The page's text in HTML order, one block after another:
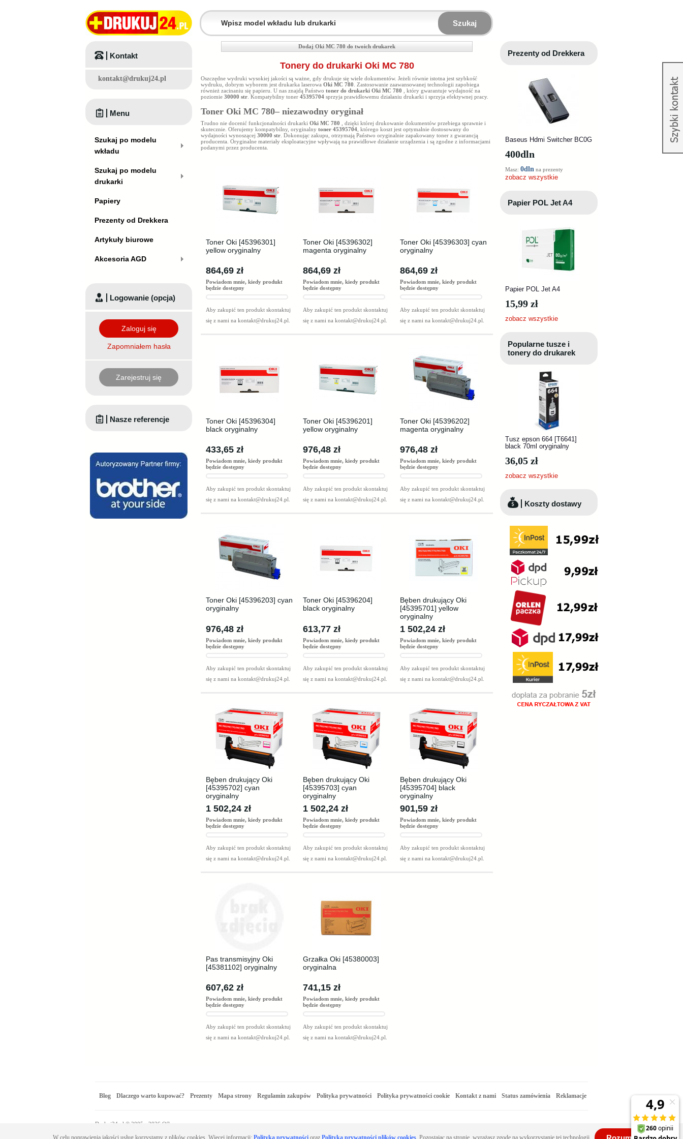
W celu poprawienia jakości usług korzystamy z plików cookies. Więcej informacji: Polityka prywatności oraz Polityka prywatności plików cookies . Pozostając na stronie, wyrażasz zgodę na wykorzystanie tej technologii.
Szukaj
Dodaj Oki MC 780 do twoich drukarek
Tonery do drukarki Oki MC 780
Oszczędne wydruki wysokiej jakości są ważne, gdy drukuje się wiele dokumentów. Jeżeli równie istotna jest szybkość
wydruku, dobrym wyborem jest drukarka laserowa Oki MC 780 . Zastosowanie zaawansowanej technologii zapobiega
również zacinaniu się papieru. U nas znajdą Państwo toner do drukarki Oki MC 780 , który gwarantuje wydajność na
poziomie 30000 str . Kompatybilny toner 45395704 sprzyja prawidłowemu działaniu drukarki i sprzyja efektywnej pracy.
Toner Oki MC 780– niezawodny oryginał
Trudno nie docenić funkcjonalności drukarki Oki MC 780
, dzięki której drukowanie dokumentów przebiega sprawnie i
skutecznie. Oferujemy kompatybilny, oryginalny toner 45395704 , którego koszt jest optymalnie dostosowany do
wydajności wynoszącej 30000 str . Dokonując zakupu, otrzymają Państwo oryginalnie zapakowany toner z gwarancją
producenta. Oryginalne materiały eksploatacyjne wpływają na prawidłowe działanie urządzenia i są zgodne z informacjami
podanymi przez producenta.
Toner Oki [45396301]
yellow oryginalny
864,69 zł
Powiadom mnie, kiedy produkt
będzie dostępny
Aby zakupić ten produkt skontaktuj
się z nami na kontakt@drukuj24.pl
Toner Oki [45396302]
magenta oryginalny
864,69 zł
Powiadom mnie, kiedy produkt
będzie dostępny
Aby zakupić ten produkt skontaktuj
się z nami na kontakt@drukuj24.pl
Toner Oki [45396303] cyan
oryginalny
864,69 zł
Powiadom mnie, kiedy produkt
będzie dostępny
Aby zakupić ten produkt skontaktuj
się z nami na kontakt@drukuj24.pl
Toner Oki [45396304]
black oryginalny
433,65 zł
Powiadom mnie, kiedy produkt
będzie dostępny
Aby zakupić ten produkt skontaktuj
się z nami na kontakt@drukuj24.pl
Toner Oki [45396201]
yellow oryginalny
976,48 zł
Powiadom mnie, kiedy produkt
będzie dostępny
Aby zakupić ten produkt skontaktuj
się z nami na kontakt@drukuj24.pl
Toner Oki [45396202]
magenta oryginalny
976,48 zł
Powiadom mnie, kiedy produkt
będzie dostępny
Aby zakupić ten produkt skontaktuj
się z nami na kontakt@drukuj24.pl
Toner Oki [45396203] cyan
oryginalny
976,48 zł
Powiadom mnie, kiedy produkt
będzie dostępny
Aby zakupić ten produkt skontaktuj
się z nami na kontakt@drukuj24.pl
Toner Oki [45396204]
black oryginalny
613,77 zł
Powiadom mnie, kiedy produkt
będzie dostępny
Aby zakupić ten produkt skontaktuj
się z nami na kontakt@drukuj24.pl
Bęben drukujący Oki
[45395701] yellow
oryginalny
1 502,24 zł
Powiadom mnie, kiedy produkt
będzie dostępny
Aby zakupić ten produkt skontaktuj
się z nami na kontakt@drukuj24.pl
Bęben drukujący Oki
[45395702] cyan
oryginalny
1 502,24 zł
Powiadom mnie, kiedy produkt
będzie dostępny
Aby zakupić ten produkt skontaktuj
się z nami na kontakt@drukuj24.pl
Bęben drukujący Oki
[45395703] cyan
oryginalny
1 502,24 zł
Powiadom mnie, kiedy produkt
będzie dostępny
Aby zakupić ten produkt skontaktuj
się z nami na kontakt@drukuj24.pl
Bęben drukujący Oki
[45395704] black
oryginalny
901,59 zł
Powiadom mnie, kiedy produkt
będzie dostępny
Aby zakupić ten produkt skontaktuj
się z nami na kontakt@drukuj24.pl
Pas transmisyjny Oki
[45381102] oryginalny
607,62 zł
Powiadom mnie, kiedy produkt
będzie dostępny
Aby zakupić ten produkt skontaktuj
się z nami na kontakt@drukuj24.pl
Grzałka Oki [45380003]
oryginalna
741,15 zł
Powiadom mnie, kiedy produkt
będzie dostępny
Aby zakupić ten produkt skontaktuj
się z nami na kontakt@drukuj24.pl
Kontakt
kontakt@drukuj24.pl
Menu
Szukaj po modelu
wkładu
Szukaj po modelu
drukarki
Papiery
Prezenty od Drekkera
Artykuły biurowe
Akcesoria AGD
Logowanie (opcja)
Zaloguj się
Zapomniałem hasła
Zarejestruj się
Nasze referencje
Prezenty od Drekkera
Baseus Hdmi Switcher BC0G
400dln
Masz: 0dln na prezenty
zobacz wszystkie
Papier POL Jet A4
Papier POL Jet A4
15,99 zł
zobacz wszystkie
Popularne tusze i
tonery do drukarek
Tusz epson 664 [T6641]
black 70ml oryginalny
36,05 zł
zobacz wszystkie
Koszty dostawy
Blog Dlaczego warto kupować? Prezenty Mapa strony Regulamin zakupów Polityka prywatności Polityka prywatności cookie Kontakt z nami Status zamówienia Reklamacje
Drukuj24.pl © 2005 - 2026 Oflo sp. z o.o.